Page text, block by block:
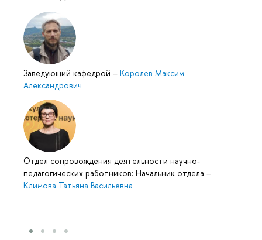
Заведующий кафедрой – Королев Максим
Александрович
Отдел сопровождения деятельности научно-
педагогических работников: Начальник отдела –
Климова Татьяна Васильевна